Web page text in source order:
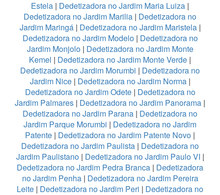
Estela | Dedetizadora no Jardim Maria Luiza |
Dedetizadora no Jardim Marilia | Dedetizadora no
Jardim Maringá| Dedetizadora no Jardim Maristela|
Dedetizadora no Jardim Modelo| Dedetizadora no
Jardim Monjolo| Dedetizadora no Jardim Monte
Kemel | Dedetizadora no Jardim Monte Verde |
Dedetizadora no Jardim Morumbi | Dedetizadora no
Jardim Nice| Dedetizadora no Jardim Norma|
Dedetizadora no Jardim Odete| Dedetizadora no
Jardim Palmares | Dedetizadora no Jardim Panorama |
Dedetizadora no Jardim Parana | Dedetizadora no
Jardim Parque Morumbi | Dedetizadora no Jardim
Patente | Dedetizadora no Jardim Patente Novo |
Dedetizadora no Jardim Paulista | Dedetizadora no
Jardim Paulistano| Dedetizadora no Jardim Paulo VI |
Dedetizadora no Jardim Pedra Branca | Dedetizadora
no Jardim Penha| Dedetizadora no Jardim Pereira
Leite | Dedetizadora no Jardim Peri | Dedetizadora no